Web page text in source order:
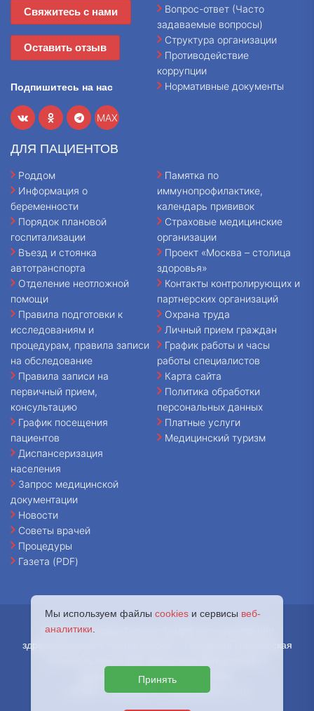
Свяжитесь с нами
Оставить отзыв
Подпишитесь на нас
MAX
Вопрос-ответ (Часто
задаваемые вопросы)
Структура организации
Противодействие
коррупции
Нормативные документы
ДЛЯ ПАЦИЕНТОВ
Роддом
Информация о
беременности
Порядок плановой
госпитализации
Въезд и стоянка
автотранспорта
Отделение неотложной
помощи
Правила подготовки к
исследованиям и
процедурам, правила записи
на обследование
Правила записи на
первичный прием,
консультацию
График посещения
пациентов
Диспансеризация
населения
Запрос медицинской
документации
Новости
Советы врачей
Процедуры
Газета (PDF)
Памятка по
иммунопрофилактике,
календарь прививок
Страховые медицинские
организации
Проект «Москва – столица
здоровья»
Контакты контролирующих и
партнерских организаций
Охрана труда
Личный прием граждан
График работы и часы
работы специалистов
Карта сайта
Политика обработки
персональных данных
Платные услуги
Медицинский туризм
© 2026 - Государственное бюджетное учреждение
здравоохранения города Москвы «Городская клиническая
здравоохранения города Москвы.
127644, г. Москва, ул. Лобненская, д. 10
Мы используем файлы cookies и сервисы веб-
аналитики
Принять